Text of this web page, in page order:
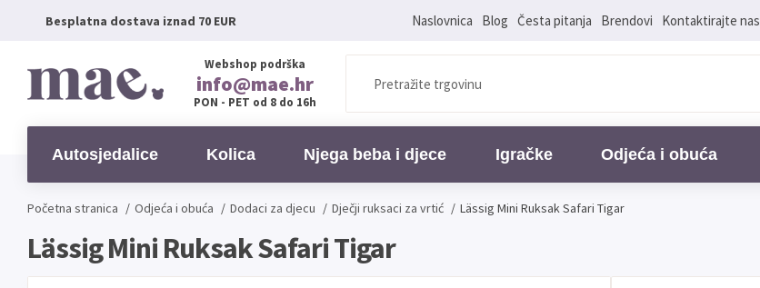
Besplatna dostava iznad 70 EUR Naslovnica Blog Česta pitanja Brendovi Kontaktirajte nas
Webshop podrška
info@mae.hr
PON - PET od 8 do 16h
Autosjedalice Kolica Njega beba i djece Igračke Odjeća i obuća
Početna stranica / Odjeća i obuća / Dodaci za djecu / Dječji ruksaci za vrtić / Lässig Mini Ruksak Safari Tigar
Lässig Mini Ruksak Safari Tigar